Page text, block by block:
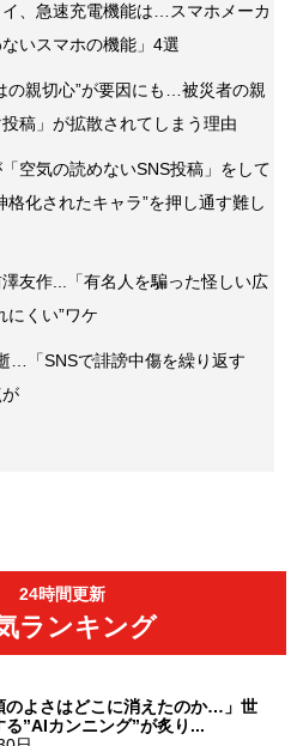
、急速充電機能は…スマホメーカ
いスマホの機能」4選
の親切心”が要因にも…被災者の親
稿」が拡散されてしまう理由
空気の読めないSNS投稿」をして
格化されたキャラ”を押し通す難し
友作...「有名人を騙った怪しい広
にくい”ワケ
…「SNSで誹謗中傷を繰り返す
24時間更新
ランキング
のよさはどこに消えたのか…」世
る”AIカンニング”が炙り...